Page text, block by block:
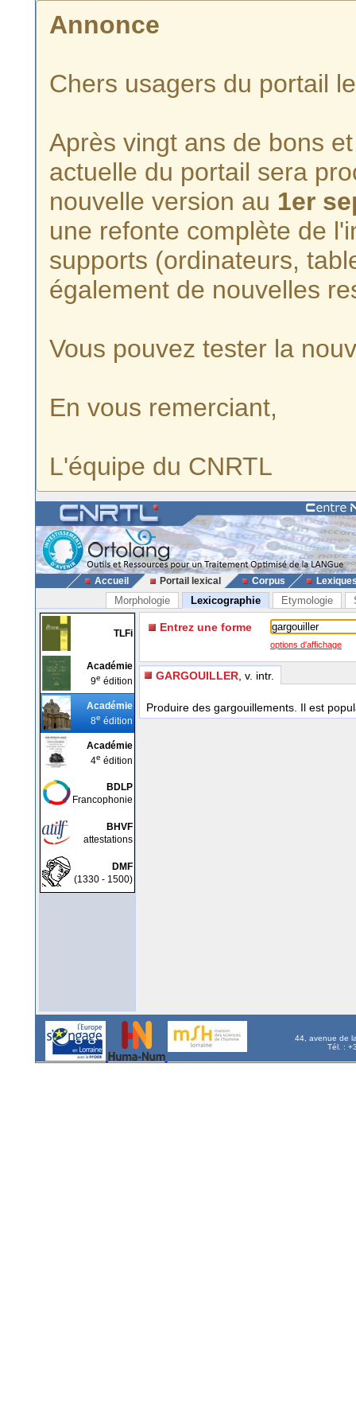
Annonce
Chers usagers du portail
Après vingt ans de bons
actuelle du portail sera
nouvelle version au 1er
une refonte complète de
supports (ordinateurs,
également de nouvelles
Vous pouvez tester la
En vous remerciant,
L'équipe du CNRTL
Accueil Portail lexical Corpus
Morphologie Lexicographie Etymologie
TLFi
Académie
9e édition
Académie
8e édition
Académie
4e édition
BDLP
Francophonie
BHVF
attestations
DMF
(1330 - 1500)
Entrez une forme
options d'affichage
GARGOUILLER , v. intr.
Produire des gargouillements. Il est
44, avenue de
Tél. :